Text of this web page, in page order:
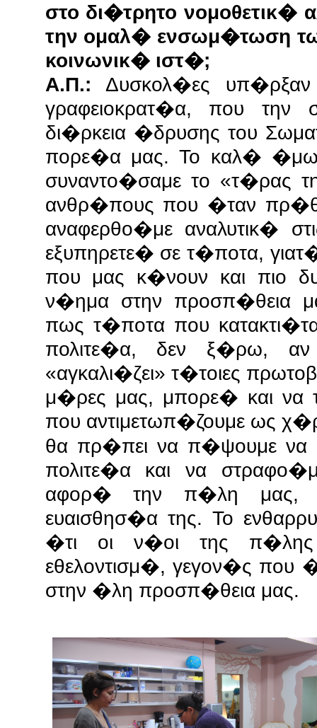
στο δι�τρητο νομοθετικ�
την ομαλ� ενσωμ�τωση
κοινωνικ� ιστ�;
Α.Π.: Δυσκολ�ες
γραφειοκρατ�α, που
δι�ρκεια �δρυσης του
πορε�α μας. Το καλ�
συναντο�σαμε το «τ�ρας
ανθρ�πους που �ταν
αναφερθο�με αναλυτικ�
εξυπηρετε� σε τ�ποτα,
που μας κ�νουν και πιο
ν�ημα στην προσπ�θεια
πως τ�ποτα που
πολιτε�α, δεν ξ�ρω,
«αγκαλι�ζει» τ�τοιες
μ�ρες μας, μπορε� και να
που αντιμετωπ�ζουμε ως
θα πρ�πει να π�ψουμε να
πολιτε�α και να
αφορ� την π�λη μας,
ευαισθησ�α της. Το
�τι οι ν�οι της
εθελοντισμ�, γεγον�ς που
στην �λη προσπ�θεια μας.